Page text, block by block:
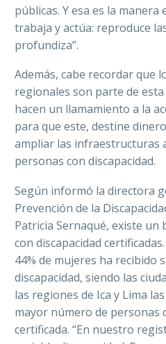
públicas. Y esa es la manera
trabaja y actúa: reproduce
profundiza”.
Además, cabe recordar que
regionales son parte de
hacen un llamamiento a la
para que este, destine
ampliar las infraestructuras
personas con discapacidad.
Según informó la directora
Prevención de la
Patricia Sernaqué, existe
con discapacidad
44% de mujeres ha recibido
discapacidad, siendo las
las regiones de Ica y Lima
mayor número de personas
certificada. “En nuestro